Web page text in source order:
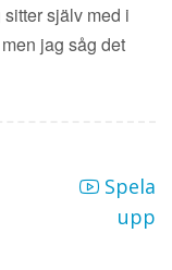
själv med i
jag såg det
Spela
upp